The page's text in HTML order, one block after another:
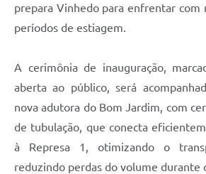
prepara Vinhedo para enfrentar com
períodos de estiagem.
A cerimônia de inauguração,
aberta ao público, será
nova adutora do Bom Jardim, com
de tubulação, que conecta
à Represa 1, otimizando o
reduzindo perdas do volume durante